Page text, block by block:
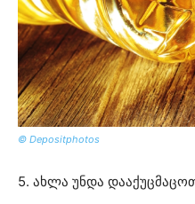
© Depositphotos
5. ახლა უნდა